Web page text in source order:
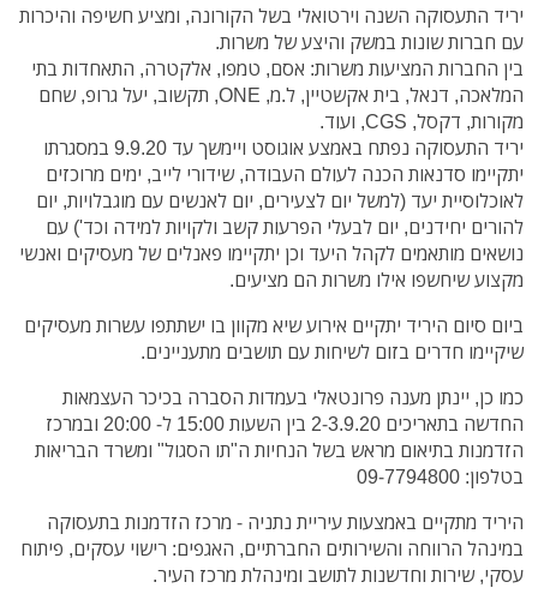
יריד התעסוקה השנה וירטואלי בשל הקורונה, ומציע חשיפה והיכרות
עם חברות שונות במשק והיצע של משרות.
בין החברות המציעות משרות: אסם, טמפו, אלקטרה, התאחדות בתי
המלאכה, דנאל, בית אקשטיין, ל.מ, ONE, תקשוב, יעל גרופ, שחם
מקורות, דקסל, CGS, ועוד.
יריד התעסוקה נפתח באמצע אוגוסט ויימשך עד 9.9.20 במסגרתו
יתקיימו סדנאות הכנה לעולם העבודה, שידורי לייב, ימים מרוכזים
לאוכלוסיית יעד (למשל יום לצעירים, יום לאנשים עם מוגבלויות, יום
להורים יחידנים, יום לבעלי הפרעות קשב ולקויות למידה וכד') עם
נושאים מותאמים לקהל היעד וכן יתקיימו פאנלים של מעסיקים ואנשי
מקצוע שיחשפו אילו משרות הם מציעים.
ביום סיום היריד יתקיים אירוע שיא מקוון בו ישתתפו עשרות מעסיקים
שיקיימו חדרים בזום לשיחות עם תושבים מתעניינים.
כמו כן, יינתן מענה פרונטאלי בעמדות הסברה בכיכר העצמאות
החדשה בתאריכים 2-3.9.20 בין השעות 15:00 ל- 20:00 ובמרכז
הזדמנות בתיאום מראש בשל הנחיות ה"תו הסגול" ומשרד הבריאות
בטלפון: 09-7794800
היריד מתקיים באמצעות עיריית נתניה - מרכז הזדמנות בתעסוקה
במינהל הרווחה והשירותים החברתיים, האגפים: רישוי עסקים, פיתוח
עסקי, שירות וחדשנות לתושב ומינהלת מרכז העיר.